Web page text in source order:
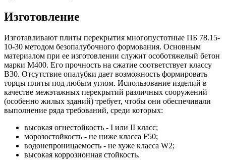
Изготовление
Изготавливают плиты перекрытия многопустотные ПБ 78.15-
10-30 методом безопалубочного формования. Основным
материалом при ее изготовлении служит особотяжелый бетон
марки М400. Его прочность на сжатие соответствует классу
В30. Отсутствие опалубки дает возможность формировать
торцы плиты под любым углом. Использование изделий в
качестве межэтажных перекрытий различных сооружений
(особенно жилых зданий) требует, чтобы они обеспечивали
выполнение ряда требований, среди которых:
высокая огнестойкость - I или II класс;
морозостойкость - не ниже класса F50;
водонепроницаемость - не хуже класса W2;
высокая коррозионная стойкость.